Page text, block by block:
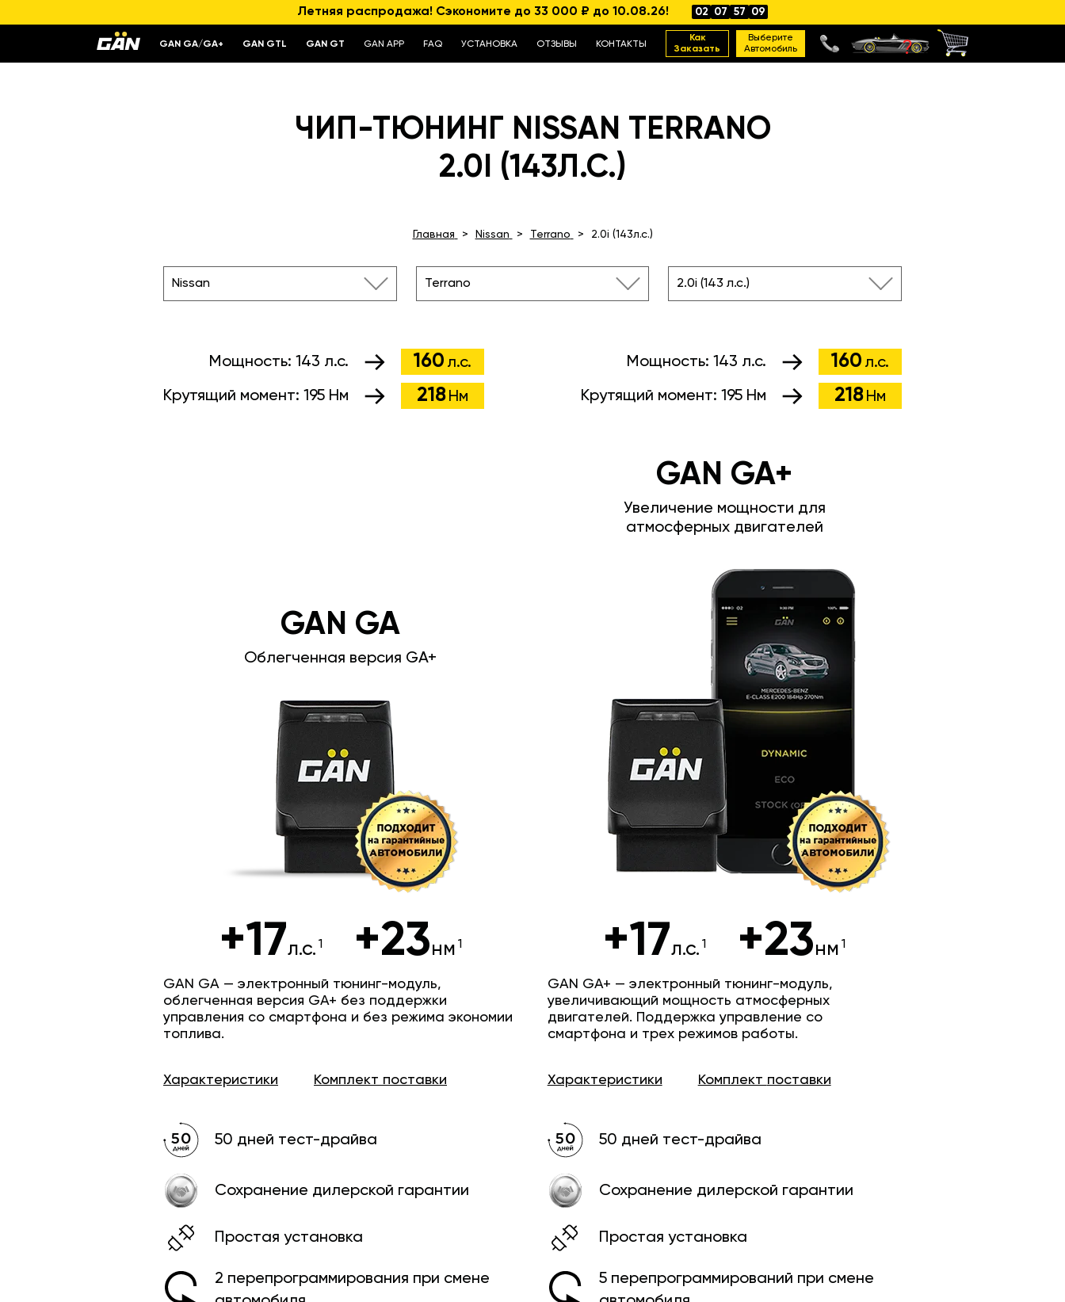
Летняя распродажа! Сэкономите до 33 000 ₽ до 10.08.26! 02 07 57 08
GAN GA/GA+ GAN GTL GAN GT GAN APP FAQ УСТАНОВКА ОТЗЫВЫ КОНТАКТЫ
Как
Заказать
Выберите
Автомобиль
ЧИП-ТЮНИНГ NISSAN TERRANO
2.0I (143Л.С.)
Главная Nissan Terrano 2.0i (143л.с.)
Nissan Terrano 2.0i (143 л.с.)
Мощность: 143 л.с. 160 л.с.
Крутящий момент: 195 Нм 218 Нм
Мощность: 143 л.с. 160 л.с.
Крутящий момент: 195 Нм 218 Нм
GAN GA+
Увеличение мощности для
атмосферных двигателей
+17л.с. +23нм
GAN GA+ — электронный тюнинг-модуль,
увеличивающий мощность атмосферных
двигателей. Поддержка управление со
смартфона и трех режимов работы.
Характеристики Комплект поставки
50 дней тест-драйва
Сохранение дилерской гарантии
Простая установка
5 перепрограмми­рований при смене
GAN GA
Облегченная версия GA+
+17л.с. +23нм
GAN GA — электронный тюнинг-модуль,
облегченная версия GA+ без поддержки
управления со смартфона и без режима экономии
топлива.
Характеристики Комплект поставки
50 дней тест-драйва
Сохранение дилерской гарантии
Простая установка
2 перепрограмми­рования при смене